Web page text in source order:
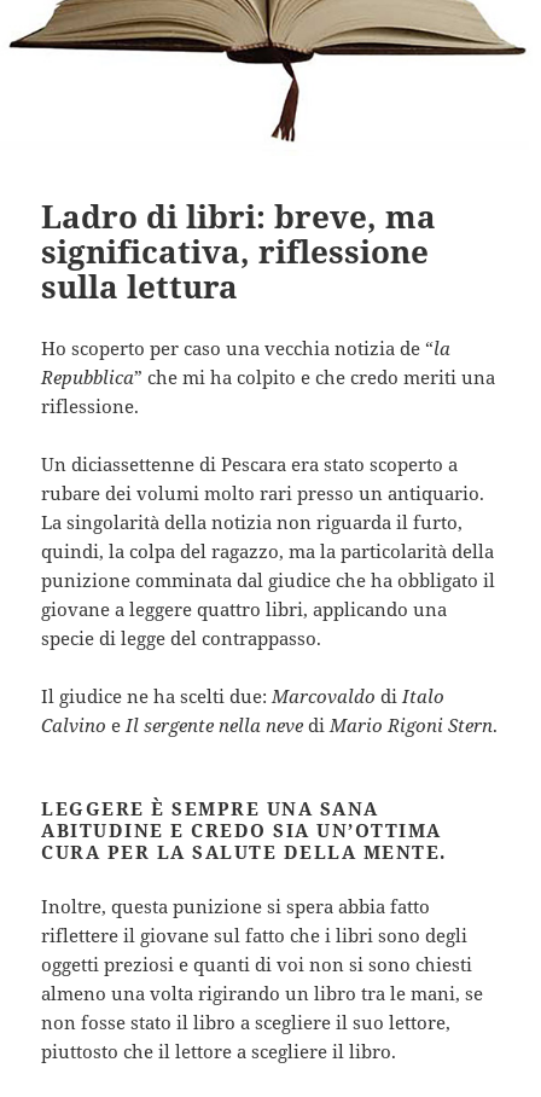
Ladro di libri: breve, ma
significativa, riflessione
sulla lettura
Ho scoperto per caso una vecchia notizia de “la
Repubblica” che mi ha colpito e che credo meriti una
riflessione.
Un diciassettenne di Pescara era stato scoperto a
rubare dei volumi molto rari presso un antiquario.
La singolarità della notizia non riguarda il furto,
quindi, la colpa del ragazzo, ma la particolarità della
punizione comminata dal giudice che ha obbligato il
giovane a leggere quattro libri, applicando una
specie di legge del contrappasso.
Il giudice ne ha scelti due: Marcovaldo di Italo
Calvino e Il sergente nella neve di Mario Rigoni Stern.
LEGGERE È SEMPRE UNA SANA
ABITUDINE E CREDO SIA UN’OTTIMA
CURA PER LA SALUTE DELLA MENTE.
Inoltre, questa punizione si spera abbia fatto
riflettere il giovane sul fatto che i libri sono degli
oggetti preziosi e quanti di voi non si sono chiesti
almeno una volta rigirando un libro tra le mani, se
non fosse stato il libro a scegliere il suo lettore,
piuttosto che il lettore a scegliere il libro.